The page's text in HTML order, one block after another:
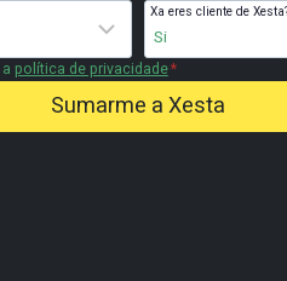
Xa eres cliente de
política de privacidade*
Sumarme a Xesta